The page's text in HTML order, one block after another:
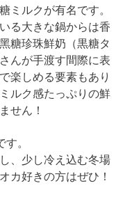
ミルクが有名です。
る大きな鍋からは香
糖珍珠鮮奶（黒糖タ
んが手渡す間際に表
楽しめる要素もあり
ルク感たっぷりの鮮
せん！
。
、少し冷え込む冬場
カ好きの方はぜひ！